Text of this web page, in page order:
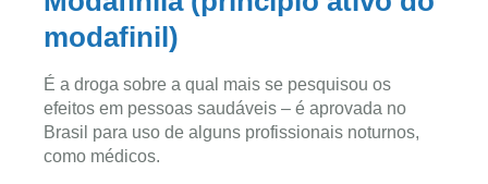
modafinil)
É a droga sobre a qual mais se pesquisou os
efeitos em pessoas saudáveis – é aprovada no
Brasil para uso de alguns profissionais noturnos,
como médicos.